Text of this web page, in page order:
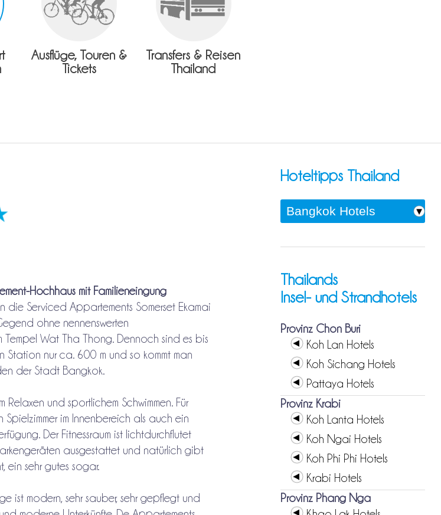
Ausflüge, Touren &
Tickets
Transfers & Reisen
Thailand
Hochhaus mit Familieneingung
die Serviced Appartements Somerset Ekamai
ohne nennenswerten
Tempel Wat Tha Thong. Dennoch sind es bis
Station nur ca. 600 m und so kommt man
der Stadt Bangkok.
Relaxen und sportlichem Schwimmen. Für
Spielzimmer im Innenbereich als auch ein
Der Fitnessraum ist lichtdurchflutet
ausgestattet und natürlich gibt
ein sehr gutes sogar.
ist modern, sehr sauber, sehr gepflegt und
Hoteltipps Thailand
Thailands
Insel- und Strandhotels
Provinz Chon Buri
Koh Lan Hotels
Koh Sichang Hotels
Pattaya Hotels
Provinz Krabi
Koh Lanta Hotels
Koh Ngai Hotels
Koh Phi Phi Hotels
Krabi Hotels
Provinz Phang Nga